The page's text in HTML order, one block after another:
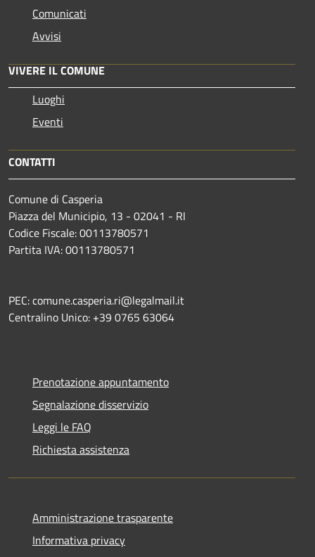
Comunicati
Avvisi
VIVERE IL COMUNE
Luoghi
Eventi
CONTATTI
Comune di Casperia
Piazza del Municipio, 13 - 02041 - RI
Codice Fiscale: 00113780571
Partita IVA: 00113780571
PEC: comune.casperia.ri@legalmail.it
Centralino Unico: +39 0765 63064
Prenotazione appuntamento
Segnalazione disservizio
Leggi le FAQ
Richiesta assistenza
Amministrazione trasparente
Informativa privacy